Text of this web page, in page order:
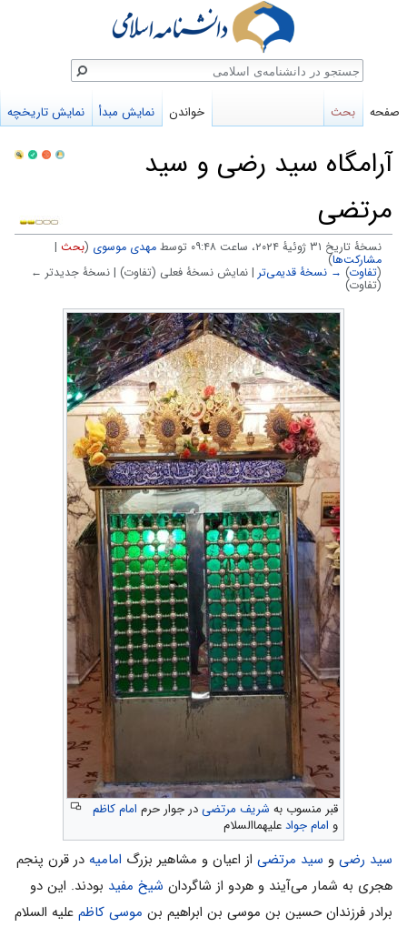
آرامگاه سيد رضى و سيد
مرتضى
نسخهٔ تاریخ ‏۳۱ ژوئیهٔ ۲۰۲۴، ساعت ۰۹:۴۸ توسط مهدی موسوی (بحث |
مشارکت‌ها)
(تفاوت) → نسخهٔ قدیمی‌تر| نمایش نسخهٔ فعلی (تفاوت) | نسخهٔ جدیدتر ←
(تفاوت)
قبر منسوب به شریف مرتضیدر جوار حرم امام کاظم
و امام جوادعلیهماالسلام
سید رضى و سید مرتضى از اعیان و مشاهیر بزرگ امامیه در قرن پنجم
هجرى به شمار مى‌آیند و هردو از شاگردان شیخ مفید بودند. این دو
برادر فرزندان حسین بن موسى بن ابراهیم بن موسى کاظم علیه السلام
صفحه بحث خواندن نمایش مبدأ نمایش تاریخچه
جستجو